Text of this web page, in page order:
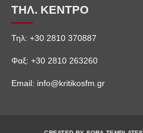
ΤΗΛ. ΚΕΝΤΡΟ
Τηλ: +30 2810 370887
Φαξ: +30 2810 263260
Email: info@kritikosfm.gr